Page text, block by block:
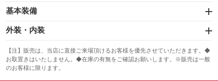
基本装備
エアバッグ：運転席/助手席
：装備あり
：装備あり
サンルーフ
：装備なし ABS
エアコン Wエアコン
外装・内装
カーナビ
：装備なし
TV：ワンセグ
：装備あり
【注】販売は、当店に直接ご来場頂けるお客様を優先させていただきます。◆
お取置きはいたしません。◆在庫の有無をご確認お願いします。※販売は一般
のお客様に限ります。